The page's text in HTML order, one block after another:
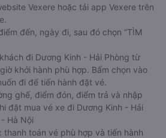
Vexere hoặc tải app Vexere trên
đến, ngày đi, sau đó chọn “TÌM
đi Dương Kinh - Hải Phòng từ
khởi hành phù hợp. Bấm chọn vào
đi để tiến hành đặt vé.
ghế, điểm đón, điểm trả và nhập
đặt mua vé xe đi Dương Kinh - Hải
Hà Nội
thanh toán vé phù hợp và tiến hành